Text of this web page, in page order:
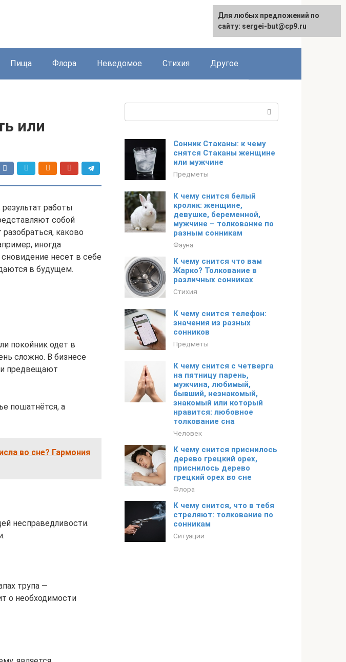
Пища Флора Неведомое Стихия Другое
или
работы
собой
каково
иногда
несет в себе
в будущем.
покойник одет в
сложно. В бизнесе
предвещают
пошатнётся, а
во сне? Гармония
несправедливости.
трупа —
о необходимости
Сонник Стаканы: к чему
снятся Стаканы женщине
или мужчине
Предметы
К чему снится белый
кролик: женщине,
девушке, беременной,
мужчине – толкование по
разным сонникам
Фауна
К чему снится что вам
Жарко? Толкование в
различных сонниках
Стихия
К чему снится телефон:
значения из разных
сонников
Предметы
К чему снится с четверга
на пятницу парень,
мужчина, любимый,
бывший, незнакомый,
знакомый или который
нравится: любовное
толкование сна
Человек
К чему снится приснилось
дерево грецкий орех,
приснилось дерево
грецкий орех во сне
Флора
К чему снится, что в тебя
стреляют: толкование по
сонникам
Ситуации
Для любых предложений по
сайту: sergei-but@cp9.ru